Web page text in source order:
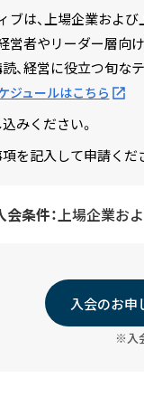
ブは、上場企業およ
営者やリーダー層向
、経営に役立つ旬な
ジュールはこちら
みください。
を記入して申請くだ
会条件：上場企業お
入会のお申
※入